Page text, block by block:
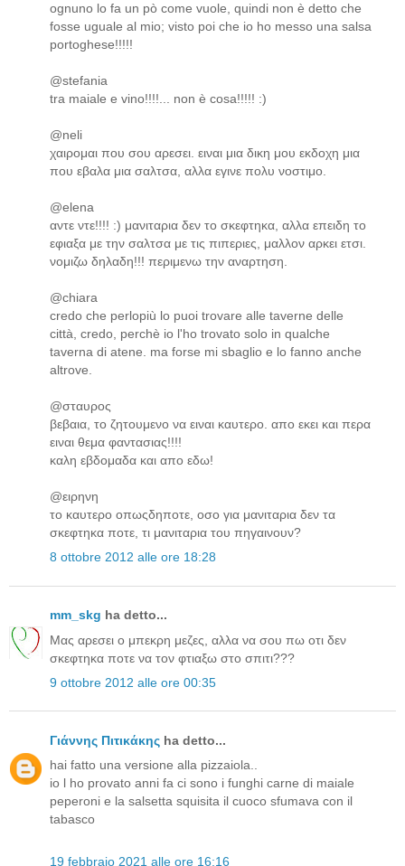
ognuno lo fa un pò come vuole, quindi non è detto che
fosse uguale al mio; visto poi che io ho messo una salsa
portoghese!!!!!
@stefania
tra maiale e vino!!!!... non è cosa!!!!! :)
@neli
χαιρομαι που σου αρεσει. ειναι μια δικη μου εκδοχη μια
που εβαλα μια σαλτσα, αλλα εγινε πολυ νοστιμο.
@elena
αντε ντε!!!! :) μανιταρια δεν το σκεφτηκα, αλλα επειδη το
εφιαξα με την σαλτσα με τις πιπεριες, μαλλον αρκει ετσι.
νομιζω δηλαδη!!! περιμενω την αναρτηση.
@chiara
credo che perlopiù lo puoi trovare alle taverne delle
città, credo, perchè io l'ho trovato solo in qualche
taverna di atene. ma forse mi sbaglio e lo fanno anche
altrove.
@σταυρος
βεβαια, το ζητουμενο να ειναι καυτερο. απο εκει και περα
ειναι θεμα φαντασιας!!!!
καλη εβδομαδα και απο εδω!
@ειρηνη
το καυτερο οπωςδηποτε, οσο για μανιταρια δεν τα
σκεφτηκα ποτε, τι μανιταρια του πηγαινουν?
8 ottobre 2012 alle ore 18:28
mm_skg ha detto...
Μας αρεσει ο μπεκρη μεζες, αλλα να σου πω οτι δεν
σκεφτηκα ποτε να τον φτιαξω στο σπιτι???
9 ottobre 2012 alle ore 00:35
Γιάννης Πιτικάκης ha detto...
hai fatto una versione alla pizzaiola..
io l ho provato anni fa ci sono i funghi carne di maiale
peperoni e la salsetta squisita il cuoco sfumava con il
tabasco
19 febbraio 2021 alle ore 16:16